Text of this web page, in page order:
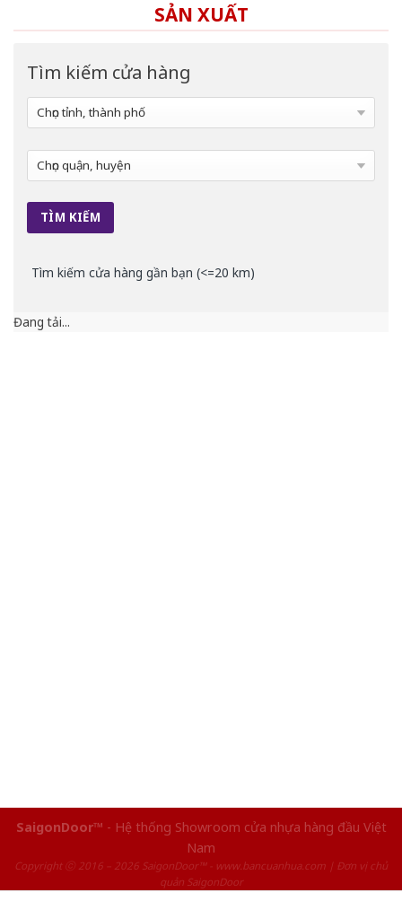
SẢN XUẤT
Tìm kiếm cửa hàng
Tìm kiếm cửa hàng gần bạn (<=20 km)
Đang tải...
SaigonDoor™ - Hệ thống Showroom cửa nhựa hàng đầu Việt
Nam
Copyright ⓒ 2016 – 2026 SaigonDoor™ - www.bancuanhua.com | Đơn vị chủ
quản SaigonDoor